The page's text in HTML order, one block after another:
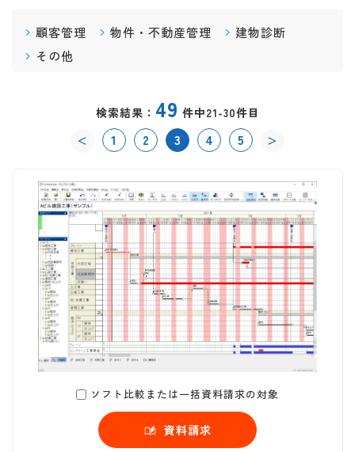
顧客管理 物件・不動産管理
建物診断
その他
検索結果： 49 件中21-30件目
＜ 1 2 3 4 5 ＞
ソフト比較または一括資料請求の対象
資料請求